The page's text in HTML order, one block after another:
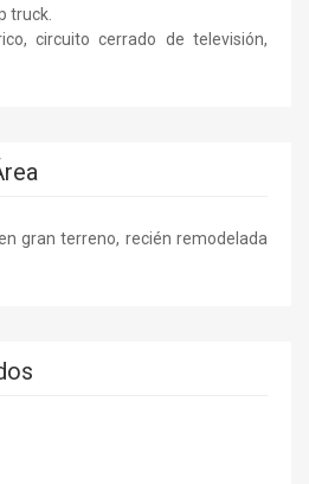
truck.
circuito cerrado de televisión,
gran terreno, recién remodelada